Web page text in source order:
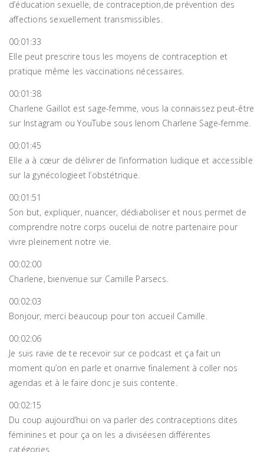
d’éducation sexuelle, de contraception,de prévention des
affections sexuellement transmissibles.
00:01:33
Elle peut prescrire tous les moyens de contraception et
pratique même les vaccinations nécessaires.
00:01:38
Charlene Gaillot est sage-femme, vous la connaissez peut-être
sur Instagram ou YouTube sous lenom Charlene Sage-femme.
00:01:45
Elle a à cœur de délivrer de l’information ludique et accessible
sur la gynécologieet l’obstétrique.
00:01:51
Son but, expliquer, nuancer, dédiaboliser et nous permet de
comprendre notre corps oucelui de notre partenaire pour
vivre pleinement notre vie.
00:02:00
Charlene, bienvenue sur Camille Parsecs.
00:02:03
Bonjour, merci beaucoup pour ton accueil Camille.
00:02:06
Je suis ravie de te recevoir sur ce podcast et ça fait un
moment qu’on en parle et onarrive finalement à coller nos
agendas et à le faire donc je suis contente.
00:02:15
Du coup aujourd’hui on va parler des contraceptions dites
féminines et pour ça on les a diviséesen différentes
catégories.